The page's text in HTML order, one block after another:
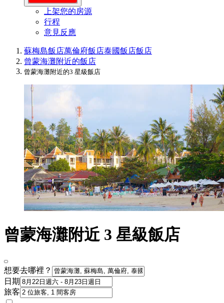
上架您的房源
行程
意見反應
蘇梅島飯店萬倫府飯店泰國飯店飯店
曾蒙海灘附近的飯店
曾蒙海灘附近的3 星級飯店
曾蒙海灘附近 3 星級飯店
想要去哪裡？
日期
旅客